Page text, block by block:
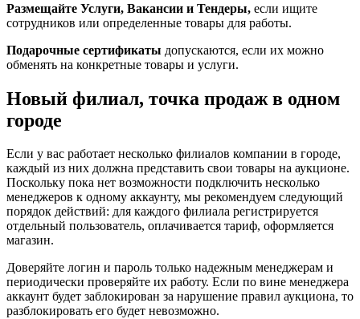
Размещайте Услуги, Вакансии и Тендеры, если ищите
сотрудников или определенные товары для работы.
Подарочные сертификаты допускаются, если их можно
обменять на конкретные товары и услуги.
Новый филиал, точка продаж в одном
городе
Если у вас работает несколько филиалов компании в городе,
каждый из них должна представить свои товары на аукционе.
Поскольку пока нет возможности подключить несколько
менеджеров к одному аккаунту, мы рекомендуем следующий
порядок действий: для каждого филиала регистрируется
отдельный пользователь, оплачивается тариф, оформляется
магазин.
Доверяйте логин и пароль только надежным менеджерам и
периодически проверяйте их работу. Если по вине менеджера
аккаунт будет заблокирован за нарушение правил аукциона, то
разблокировать его будет невозможно.